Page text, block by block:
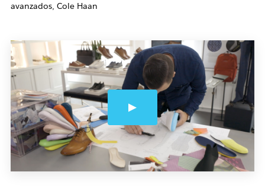
avanzados, Cole Haan